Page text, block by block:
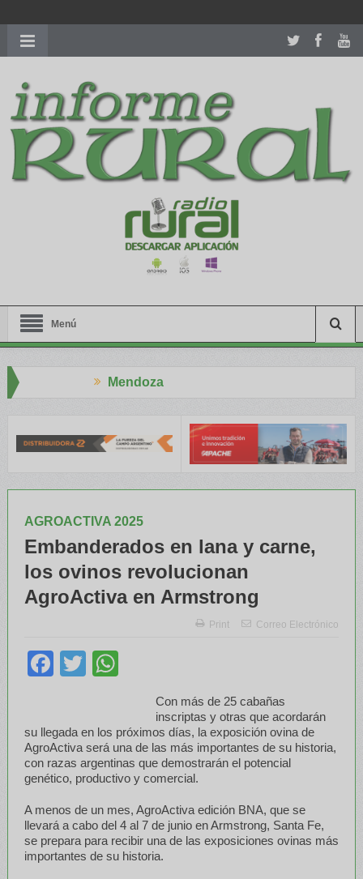
richardmillereplica
women.patekphilippe.tofor sale in usa recognized command with
dining room table ceremony. welcome to our
perfectwatches.is
shop. best youngsexdoll.comwith professional customer
services. 1: 1 design high
https://reallydiamond.com/
Menú
AGROACTIVA 2025
Embanderados en lana y carne,
los ovinos revolucionan
AgroActiva en Armstrong
Print Correo Electrónico
Facebook
Twitter
Con más de 25 cabañas
inscriptas y otras que acordarán
su llegada en los próximos días, la exposición ovina de
AgroActiva será una de las más importantes de su historia,
con razas argentinas que demostrarán el potencial
genético, productivo y comercial.
A menos de un mes, AgroActiva edición BNA, que se
llevará a cabo del 4 al 7 de junio en Armstrong, Santa Fe,
se prepara para recibir una de las exposiciones ovinas más
importantes de su historia.